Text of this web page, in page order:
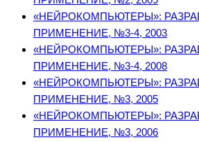
«НЕЙРОКОМПЬЮТЕРЫ»:
ПРИМЕНЕНИЕ, №3-4, 2003
«НЕЙРОКОМПЬЮТЕРЫ»:
ПРИМЕНЕНИЕ, №3-4, 2008
«НЕЙРОКОМПЬЮТЕРЫ»:
ПРИМЕНЕНИЕ, №3, 2005
«НЕЙРОКОМПЬЮТЕРЫ»:
ПРИМЕНЕНИЕ, №3, 2006